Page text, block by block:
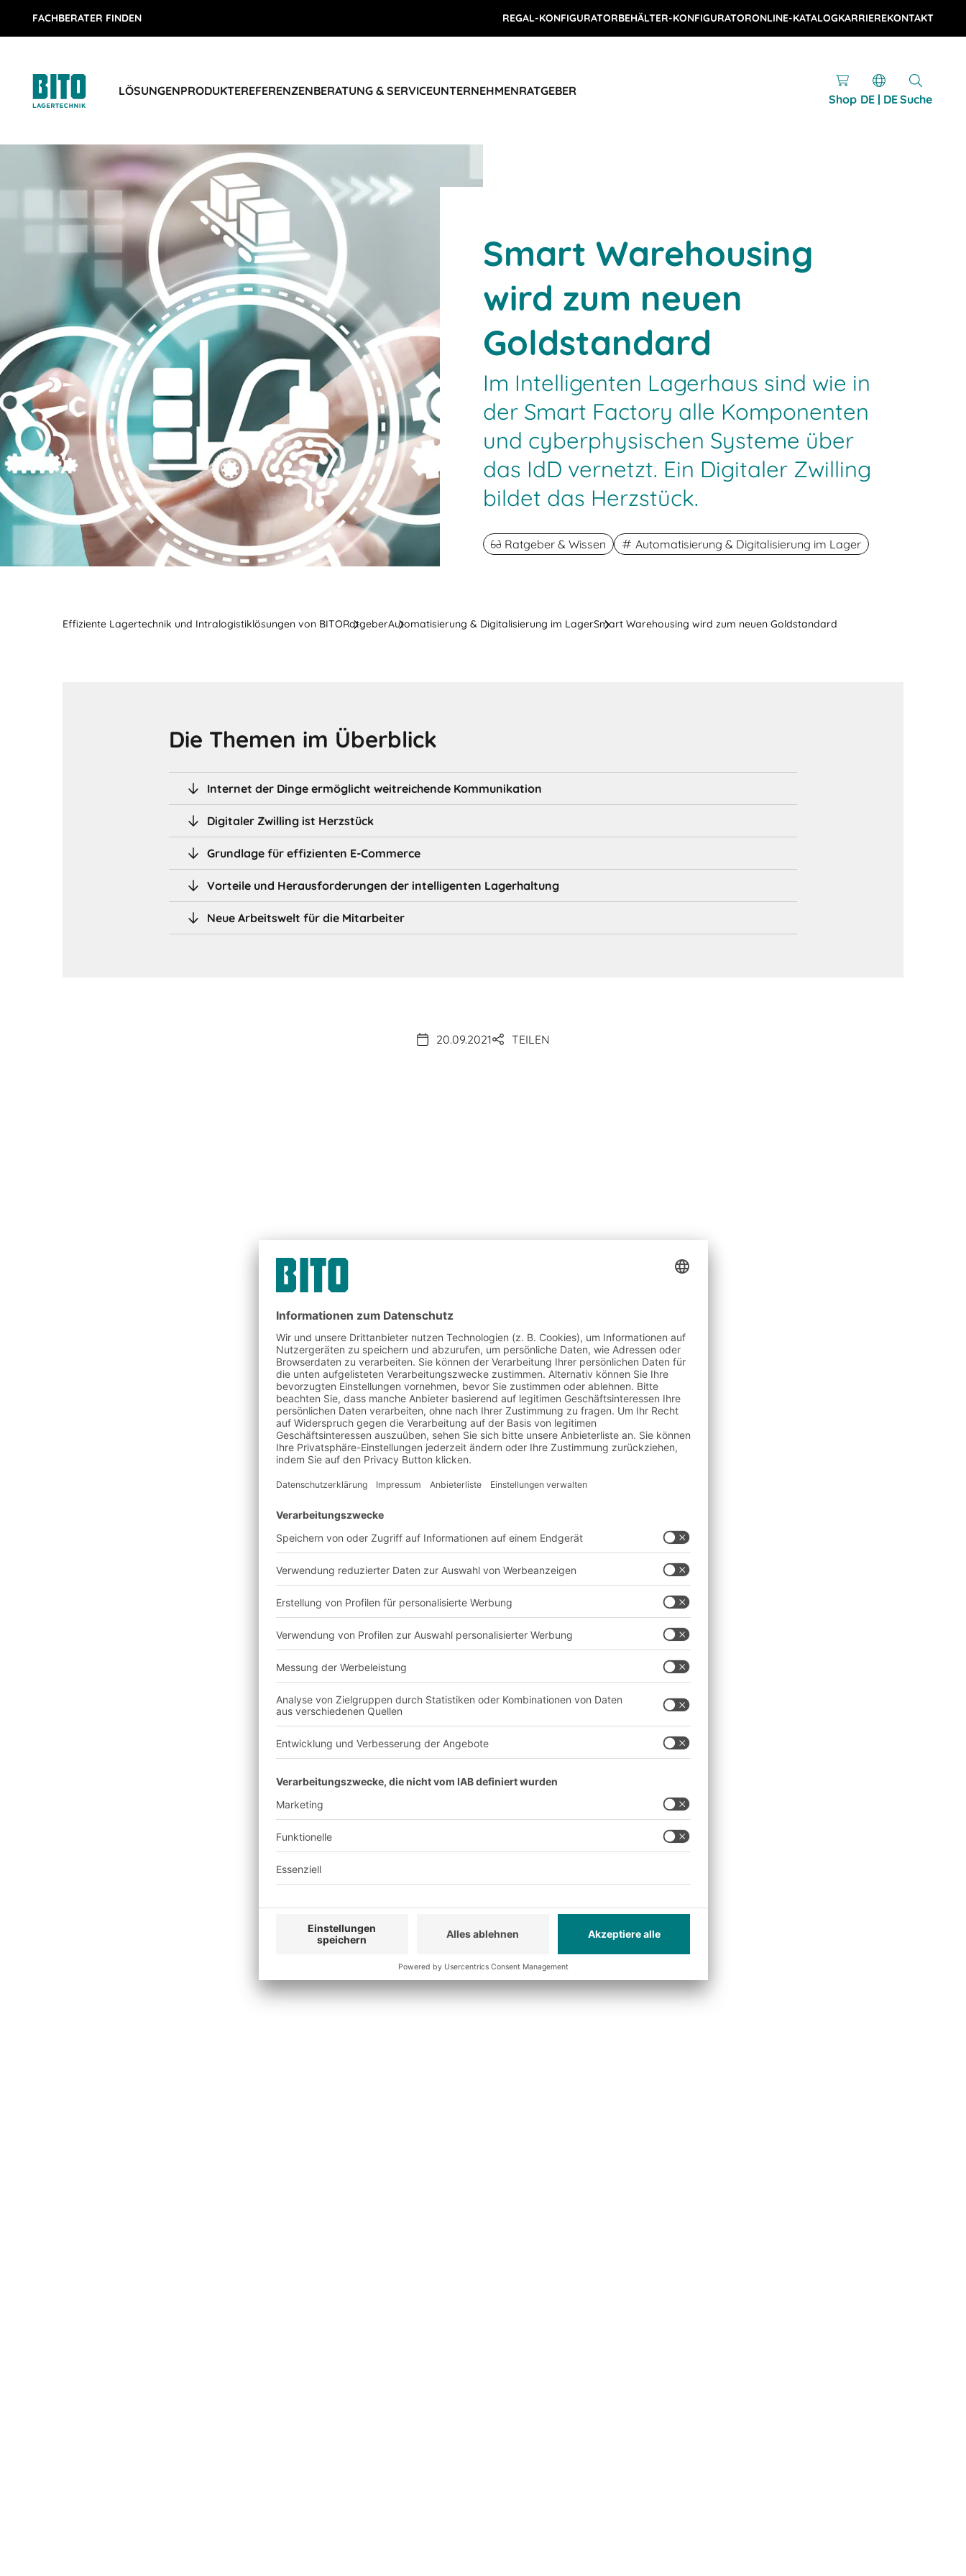
FACHBERATER FINDEN REGAL-KONFIGURATORBEHÄLTER-KONFIGURATORONLINE-KATALOGKARRIEREKONTAKT
LÖSUNGENPRODUKTEREFERENZENBERATUNG & SERVICEUNTERNEHMENRATGEBER
Shop DE | DESuche
Smart Warehousing
wird zum neuen
Goldstandard
Im Intelligenten Lagerhaus sind wie in
der Smart Factory alle Komponenten
und cyberphysischen Systeme über
das IdD vernetzt. Ein Digitaler Zwilling
bildet das Herzstück.
Ratgeber & Wissen Automatisierung & Digitalisierung im Lager
Effiziente Lagertechnik und Intralogistiklösungen von BITORatgeberAutomatisierung & Digitalisierung im LagerSmart Warehousing wird zum neuen Goldstandard
Die Themen im Überblick
Internet der Dinge ermöglicht weitreichende Kommunikation
Digitaler Zwilling ist Herzstück
Grundlage für effizienten E-Commerce
Vorteile und Herausforderungen der intelligenten Lagerhaltung
Neue Arbeitswelt für die Mitarbeiter
20.09.2021 TEILEN